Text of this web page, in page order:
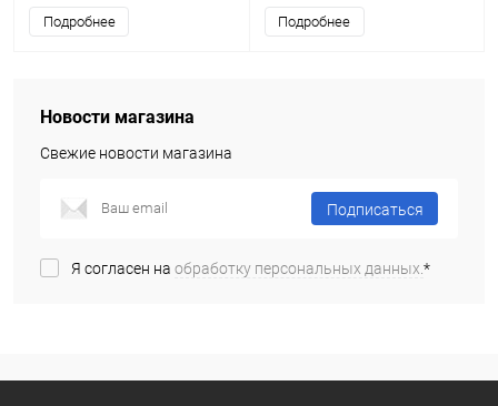
Подробнее Подробнее
Новости магазина
Свежие новости магазина
Подписаться
Я согласен на обработку персональных данных.*